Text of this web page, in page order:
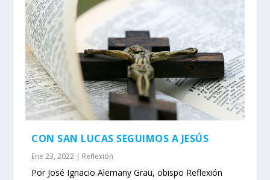
CON SAN LUCAS SEGUIMOS A JESÚS
Ene 23, 2022 | Reflexión
Por José Ignacio Alemany Grau, obispo Reflexión